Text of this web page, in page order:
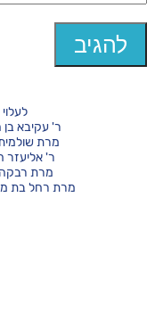
ר' עקיבא
מרת
ר' אליעזר
מרת רבקה
מרת רחל בת